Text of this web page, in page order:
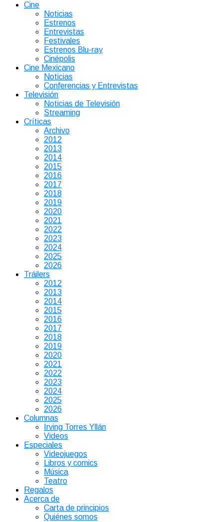
Cine
Noticias
Estrenos
Entrevistas
Festivales
Estrenos Blu-ray
Cinépolis
Cine Mexicano
Noticias
Conferencias y Entrevistas
Televisión
Noticias de Televisión
Streaming
Críticas
Archivo
2012
2013
2014
2015
2016
2017
2018
2019
2020
2021
2022
2023
2024
2025
2026
Tráilers
2012
2013
2014
2015
2016
2017
2018
2019
2020
2021
2022
2023
2024
2025
2026
Columnas
Irving Torres Yllán
Videos
Especiales
Videojuegos
Libros y comics
Música
Teatro
Regalos
Acerca de
Carta de principios
Quiénes somos